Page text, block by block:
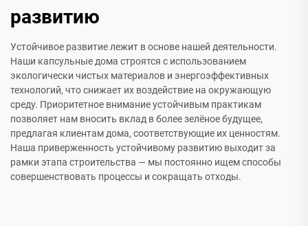
развитию
Устойчивое развитие лежит в основе нашей деятельности.
Наши капсульные дома строятся с использованием
экологически чистых материалов и энергоэффективных
технологий, что снижает их воздействие на окружающую
среду. Приоритетное внимание устойчивым практикам
позволяет нам вносить вклад в более зелёное будущее,
предлагая клиентам дома, соответствующие их ценностям.
Наша приверженность устойчивому развитию выходит за
рамки этапа строительства — мы постоянно ищем способы
совершенствовать процессы и сокращать отходы.